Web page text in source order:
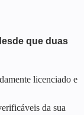
que duas
licenciado e
da sua